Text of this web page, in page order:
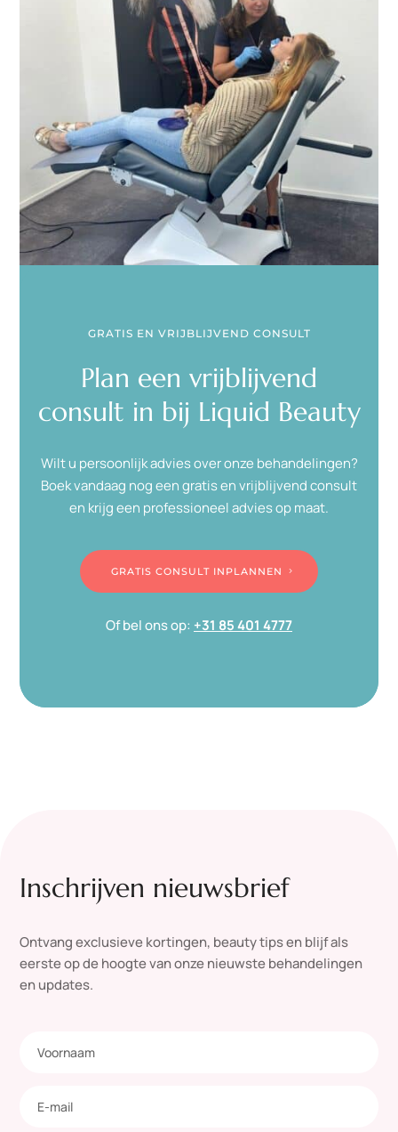
GRATIS EN VRIJBLIJVEND CONSULT
Plan een vrijblijvend
consult in bij Liquid Beauty
Wilt u persoonlijk advies over onze behandelingen?
Boek vandaag nog een gratis en vrijblijvend consult
en krijg een professioneel advies op maat.
GRATIS CONSULT INPLANNEN
Of bel ons op: +31 85 401 4777
Inschrijven nieuwsbrief
Ontvang exclusieve kortingen, beauty tips en blijf als
eerste op de hoogte van onze nieuwste behandelingen
en updates.